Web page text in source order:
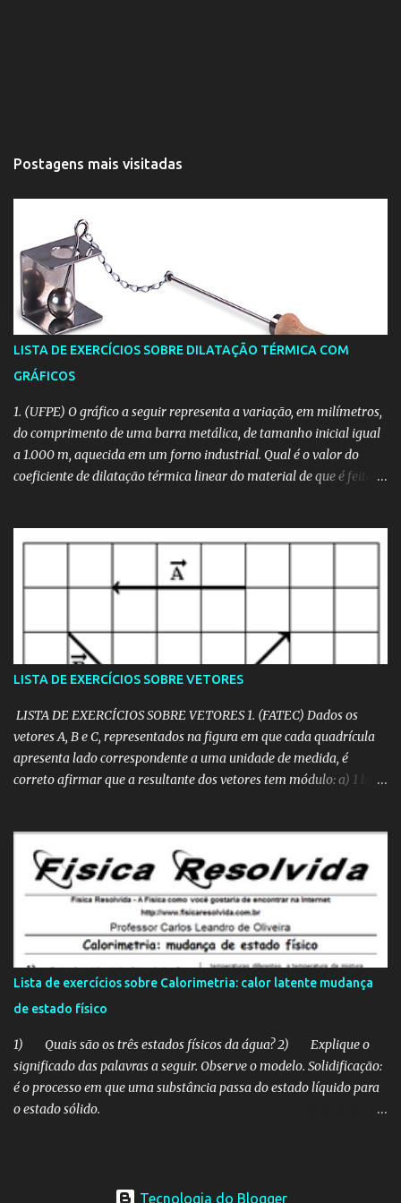
Postagens mais visitadas
LISTA DE EXERCÍCIOS SOBRE DILATAÇÃO TÉRMICA COM
GRÁFICOS
1. (UFPE) O gráfico a seguir representa a variação, em milímetros,
do comprimento de uma barra metálica, de tamanho inicial igual
a 1.000 m, aquecida em um forno industrial. Qual é o valor do
coeficiente de dilatação térmica linear do material de que é feita a
segundo o gráfico a seguir. Assim, o coeficiente de dilatação linear
do latão, no intervalo de 0°C a 100°C, vale: a) 2,0.10 -5 /°C b) 5,0.10
­-5 /°C c) 1,0.10 -4 /°C d) 2,0.10 ­-4 /°C e) 5,0.10 ­4- /°C 3.
acordo com o gráfico dado, o coeficiente de dilatação linear desse
material vale: a) 4,0 . 10 ­-5 °C ­-1 b) 3,0 . 10 ­-5 °C ­-1 c) 2,0 . 10 ­-5 °C ­-1
d) 1,5 . 10 ­-5 °C ­-1 e) 1,0 . 10 ­-5 °C ­-1 4. (PUCCAMP) A figura a seguir
LISTA DE EXERCÍCIOS SOBRE VETORES
LISTA DE EXERCÍCIOS SOBRE VETORES 1. (FATEC) Dados os
vetores A, B e C, representados na figura em que cada quadrícula
apresenta lado correspondente a uma unidade de medida, é
correto afirmar que a resultante dos vetores tem módulo: a) 1 b) 2
módulo do vetor soma: R = a + b + c + d + e a) zero b) √20 c) 1 d) 2
e) √52 3. (PUCCAMP) Num bairro, onde todos os quarteirões são
quadrados e as ruas paralelas distam 100 m uma da outra, um
transeunte faz o percurso de P a Q pela trajetória representada no
esquema a seguir. O deslocamento vetorial desse transeunte tem
módulo, em metros, igual a a) 300 b) 350 c) 400 d) 500 e) 700
Resolução: http://www.youtube.com/watch?v=FlNWdBsCXLo 4.
(PUCPR) A figura re...
Lista de exercícios sobre Calorimetria: calor latente mudança
de estado físico
1) Quais são os três estados físicos da água? 2) Explique o
significado das palavras a seguir. Observe o modelo. Solidificação:
é o processo em que uma substância passa do estado líquido para
o estado sólido.
Tecnologia do Blogger